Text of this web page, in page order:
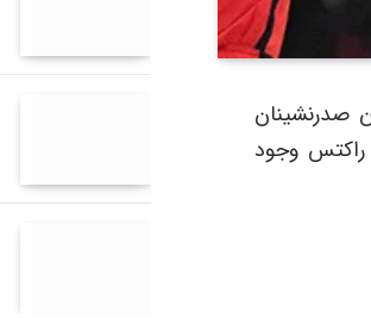
صدرنشینان
راکتس وجود